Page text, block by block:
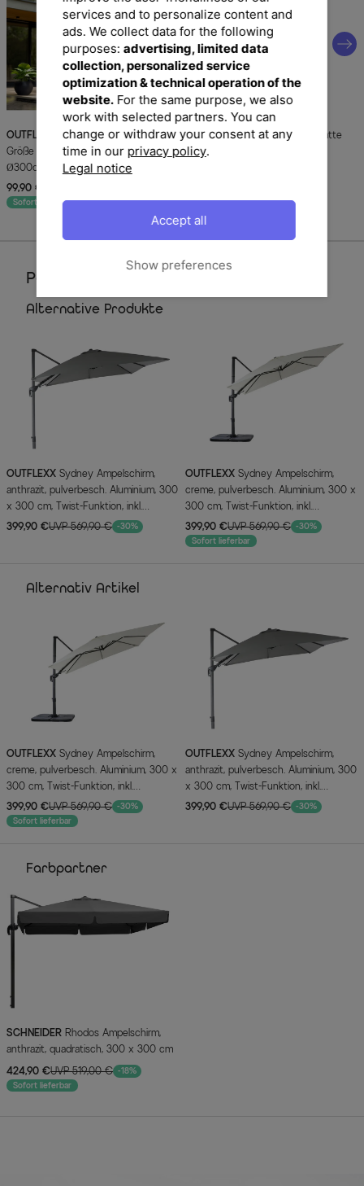
OUTFLEXX
Größe S für Sonnenschirme bis
Ø300cm, schwarz, wasserbeständig,
Ø63x256cm
99,90 €
Sofort lieferbar
SCHNEIDERUniversal-Bodenplatte
für Sonnenschirme, silber, Stahl
Perfektionieren Sie Ihren Garten
Alternative Produkte
OUTFLEXX
anthrazit, pulverbesch. Aluminium, 300
x 300 cm, Twist-Funktion, inkl.
Plattenständer
399,90 €UVP 569,90 € -30%
OUTFLEXX
creme, pulverbesch. Aluminium, 300 x
300 cm, Twist-Funktion, inkl.
Plattenständer
399,90 €UVP 569,90 € -30%
Sofort lieferbar
Alternativ Artikel
OUTFLEXX
creme, pulverbesch. Aluminium, 300 x
300 cm, Twist-Funktion, inkl.
Plattenständer
399,90 €UVP 569,90 € -30%
Sofort lieferbar
OUTFLEXX
anthrazit, pulverbesch. Aluminium, 300
x 300 cm, Twist-Funktion, inkl.
Plattenständer
399,90 €UVP 569,90 € -30%
Farbpartner
SCHNEIDER
anthrazit, quadratisch, 300 x 300 cm
424,90 €UVP 519,00 € -18%
Sofort lieferbar
services and to personalize content and
ads. We collect data for the following
purposes: advertising, limited data
collection, personalized service
optimization & technical operation of the
website.For the same purpose, we also
work with selected partners. You can
change or withdraw your consent at any
time in our privacy policy.
Legal notice
Show preferences
Accept all